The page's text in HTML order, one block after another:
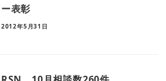
ー表彰
2012年5月31日